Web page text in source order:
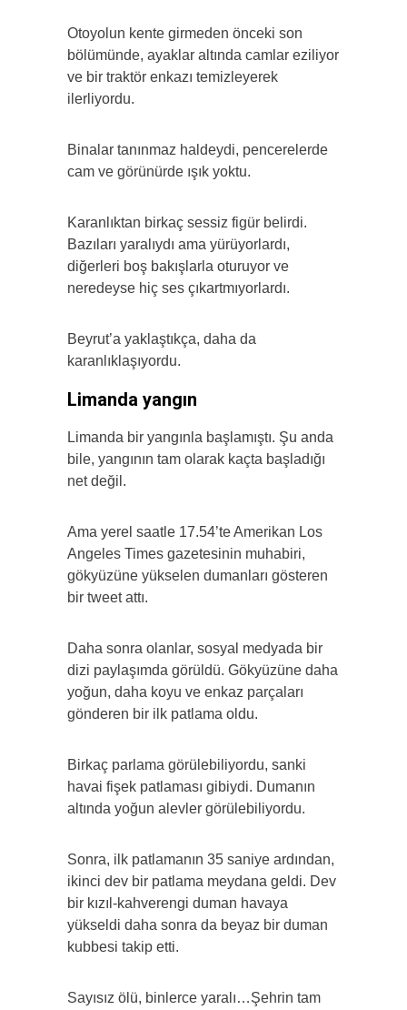
Otoyolun kente girmeden önceki son
bölümünde, ayaklar altında camlar eziliyor
ve bir traktör enkazı temizleyerek
ilerliyordu.
Binalar tanınmaz haldeydi, pencerelerde
cam ve görünürde ışık yoktu.
Karanlıktan birkaç sessiz figür belirdi.
Bazıları yaralıydı ama yürüyorlardı,
diğerleri boş bakışlarla oturuyor ve
neredeyse hiç ses çıkartmıyorlardı.
Beyrut’a yaklaştıkça, daha da
karanlıklaşıyordu.
Limanda yangın
Limanda bir yangınla başlamıştı. Şu anda
bile, yangının tam olarak kaçta başladığı
net değil.
Ama yerel saatle 17.54’te Amerikan Los
Angeles Times gazetesinin muhabiri,
gökyüzüne yükselen dumanları gösteren
bir tweet attı.
Daha sonra olanlar, sosyal medyada bir
dizi paylaşımda görüldü. Gökyüzüne daha
yoğun, daha koyu ve enkaz parçaları
gönderen bir ilk patlama oldu.
Birkaç parlama görülebiliyordu, sanki
havai fişek patlaması gibiydi. Dumanın
altında yoğun alevler görülebiliyordu.
Sonra, ilk patlamanın 35 saniye ardından,
ikinci dev bir patlama meydana geldi. Dev
bir kızıl-kahverengi duman havaya
yükseldi daha sonra da beyaz bir duman
kubbesi takip etti.
Sayısız ölü, binlerce yaralı…Şehrin tam